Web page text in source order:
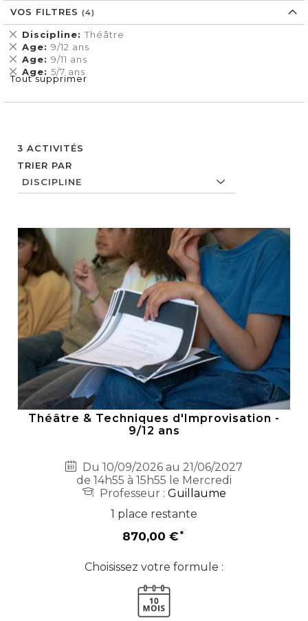
3 ACTIVITÉS
TRIER PAR
Théâtre & Techniques d'Improvisation -
9/12 ans
Du 10/09/2026 au 21/06/2027
de 14h55 à 15h55 le Mercredi
Professeur : Guillaume
1 place restante
870,00 €
Choisissez votre formule :
VOS FILTRES
Discipline Théâtre
Supprimer
cet
Élément
Age 9/12 ans
Supprimer
cet
Élément
Age 9/11 ans
Supprimer
cet
Élément
Age 5/7 ans
Supprimer
cet
Tout supprimer